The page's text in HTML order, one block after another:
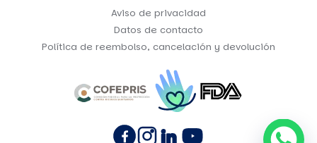
Aviso de privacidad
Datos de contacto
Política de reembolso, cancelación y devolución